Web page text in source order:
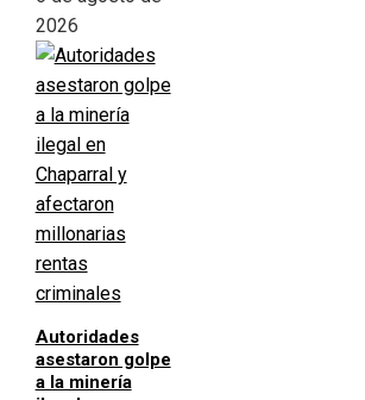
2026
Autoridades
asestaron golpe
a la minería